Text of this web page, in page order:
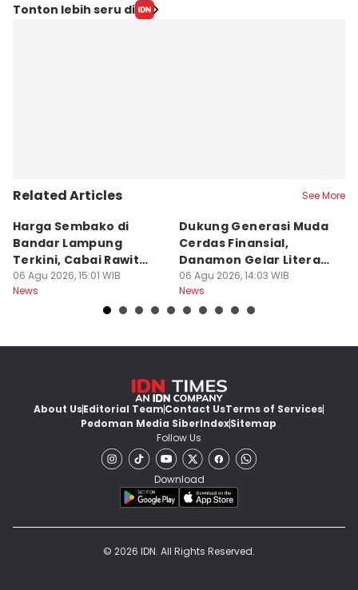
Tonton lebih seru di
Related Articles See More
Harga Sembako di
Bandar Lampung
Terkini, Cabai Rawit
Naik?
06 Agu 2026, 15:01 WIB
News
Dukung Generasi Muda
Cerdas Finansial,
Danamon Gelar Literasi
Keuangan
06 Agu 2026, 14:03 WIB
News
About UsEditorial TeamContact UsTerms of Services
Pedoman Media SiberIndexSitemap
Follow Us
Download
© 2026 IDN. All Rights Reserved.